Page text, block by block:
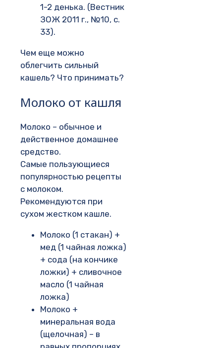
1-2 денька. (Вестник
ЗОЖ 2011 г., №10, с.
33).
Чем еще можно
облегчить сильный
кашель? Что принимать?
Молоко от кашля
Молоко – обычное и
действенное домашнее
средство.
Самые пользующиеся
популярностью рецепты
с молоком.
Рекомендуются при
сухом жестком кашле.
Молоко (1 стакан) +
мед (1 чайная ложка)
+ сода (на кончике
ложки) + сливочное
масло (1 чайная
ложка)
Молоко +
минеральная вода
(щелочная) – в